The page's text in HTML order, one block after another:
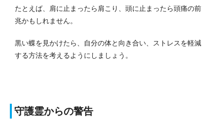
たとえば、肩に止まったら肩こり、頭に止まったら頭痛の前
兆かもしれません。
黒い蝶を見かけたら、自分の体と向き合い、ストレスを軽減
する方法を考えるようにしましょう。
守護霊からの警告